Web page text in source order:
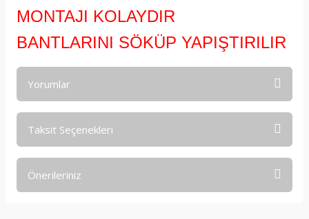
MONTAJI KOLAYDIR
BANTLARINI SÖKÜP YAPIŞTIRILIR
Yorumlar
Taksit Seçenekleri
Önerileriniz